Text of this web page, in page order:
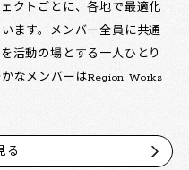
クトごとに、各地で最適化
ます。メンバー全員に共通
活動の場とする一人ひとり
なメンバーはRegion Works
る